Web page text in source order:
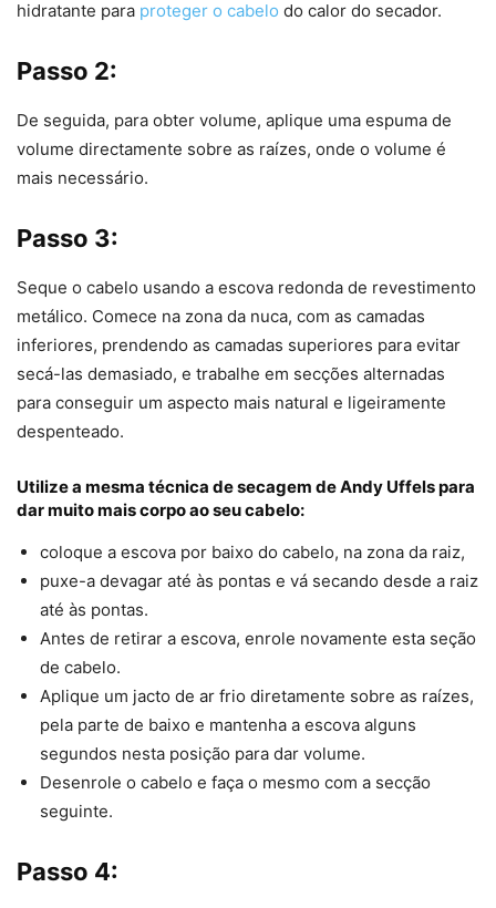
hidratante para proteger o cabelo do calor do secador.
Passo 2:
De seguida, para obter volume, aplique uma espuma de
volume directamente sobre as raízes, onde o volume é
mais necessário.
Passo 3:
Seque o cabelo usando a escova redonda de revestimento
metálico. Comece na zona da nuca, com as camadas
inferiores, prendendo as camadas superiores para evitar
secá-las demasiado, e trabalhe em secções alternadas
para conseguir um aspecto mais natural e ligeiramente
despenteado.
Utilize a mesma técnica de secagem de Andy Uffels para
dar muito mais corpo ao seu cabelo:
coloque a escova por baixo do cabelo, na zona da raiz,
puxe-a devagar até às pontas e vá secando desde a raiz
até às pontas.
Antes de retirar a escova, enrole novamente esta seção
de cabelo.
Aplique um jacto de ar frio diretamente sobre as raízes,
pela parte de baixo e mantenha a escova alguns
segundos nesta posição para dar volume.
Desenrole o cabelo e faça o mesmo com a secção
seguinte.
Passo 4: